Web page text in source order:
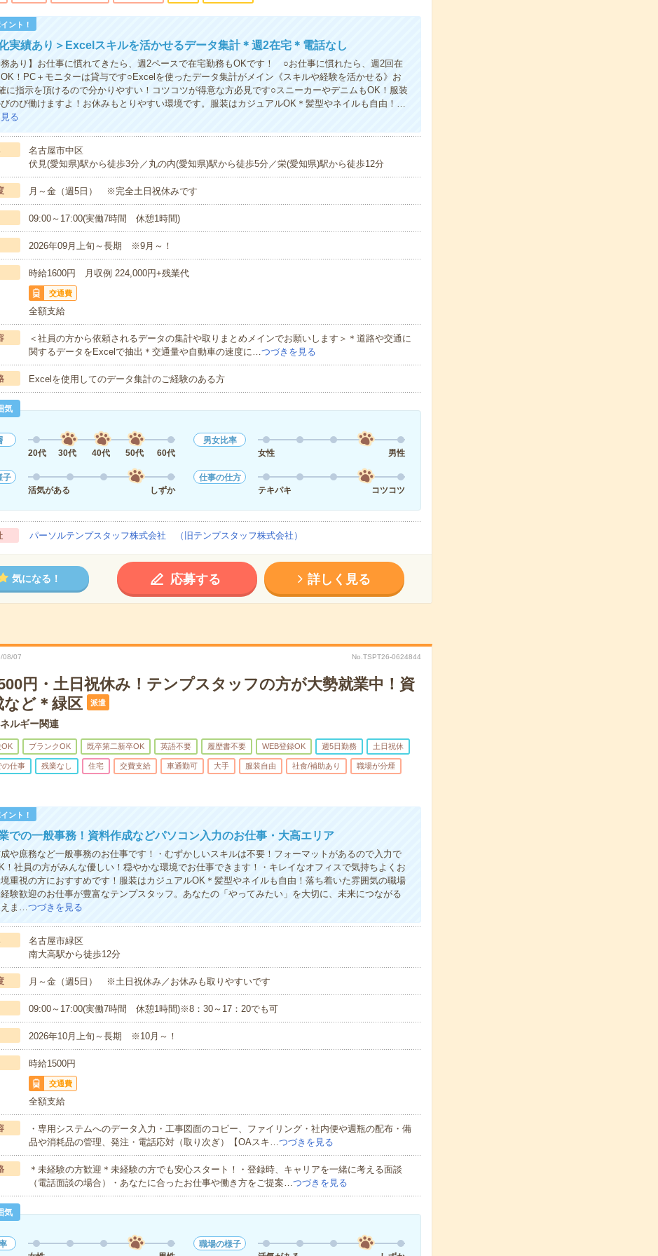
ント！
実績あり＞Excelスキルを活かせるデータ集計＊週2在宅＊電話なし
務あり】お仕事に慣れてきたら、週2ペースで在宅勤務もOKです！ ○お仕事に慣れたら、週2回在
！PC＋モニターは貸与です○Excelを使ったデータ集計がメイン《スキルや経験を活かせる》お
に指示を頂けるので分かりやすい！コツコツが得意な方必見です○スニーカーやデニムもOK！服装
のび働けますよ！お休みもとりやすい環境です。服装はカジュアルOK＊髪型やネイルも自由！…
る
名古屋市中区
伏見(愛知県)駅から徒歩3分／丸の内(愛知県)駅から徒歩5分／栄(愛知県)駅から徒歩12分
月～金（週5日） ※完全土日祝休みです
09:00～17:00(実働7時間 休憩1時間)
2026年09月上旬～長期 ※9月～！
時給1600円 月収例 224,000円+残業代
交通費
全額支給
＜社員の方から依頼されるデータの集計や取りまとめメインでお願いします＞＊道路や交通に
関するデータをExcelで抽出＊交通量や自動車の速度に…つづきを見る
Excelを使用してのデータ集計のご経験のある方
気
20代
30代 40代 50代 60代
男女比率
女性
男性
子
活気がある
しずか
仕事の仕方
テキパキ
コツコツ
パーソルテンプスタッフ株式会社 （旧テンプスタッフ株式会社）
気になる！ 応募する 詳しく見る
08/07 No.TSPT26-0624844
円・土日祝休み！テンプスタッフの方が大勢就業中！資
など＊緑区
派遣
ルギー関連
OK ブランクOK 既卒第二新卒OK 英語不要 履歴書不要 WEB登録OK 週5日勤務 土日祝休
の仕事 残業なし 住宅 交費支給 車通勤可 大手 服装自由 社食/補助あり 職場が分煙
ント！
での一般事務！資料作成などパソコン入力のお仕事・大高エリア
成や庶務など一般事務のお仕事です！・むずかしいスキルは不要！フォーマットがあるので入力で
！社員の方がみんな優しい！穏やかな環境でお仕事できます！・キレイなオフィスで気持ちよくお
重視の方におすすめです！服装はカジュアルOK＊髪型やネイルも自由！落ち着いた雰囲気の職場
験歓迎のお仕事が豊富なテンプスタッフ。あなたの「やってみたい」を大切に、未来につながる
えま…つづきを見る
名古屋市緑区
南大高駅から徒歩12分
月～金（週5日） ※土日祝休み／お休みも取りやすいです
09:00～17:00(実働7時間 休憩1時間)※8：30～17：20でも可
2026年10月上旬～長期 ※10月～！
時給1500円
交通費
全額支給
・専用システムへのデータ入力・工事図面のコピー、ファイリング・社内便や週瓶の配布・備
品や消耗品の管理、発注・電話応対（取り次ぎ）【OAスキ…つづきを見る
＊未経験の方歓迎＊未経験の方でも安心スタート！・登録時、キャリアを一緒に考える面談
（電話面談の場合）・あなたに合ったお仕事や働き方をご提案…つづきを見る
気
職場の様子